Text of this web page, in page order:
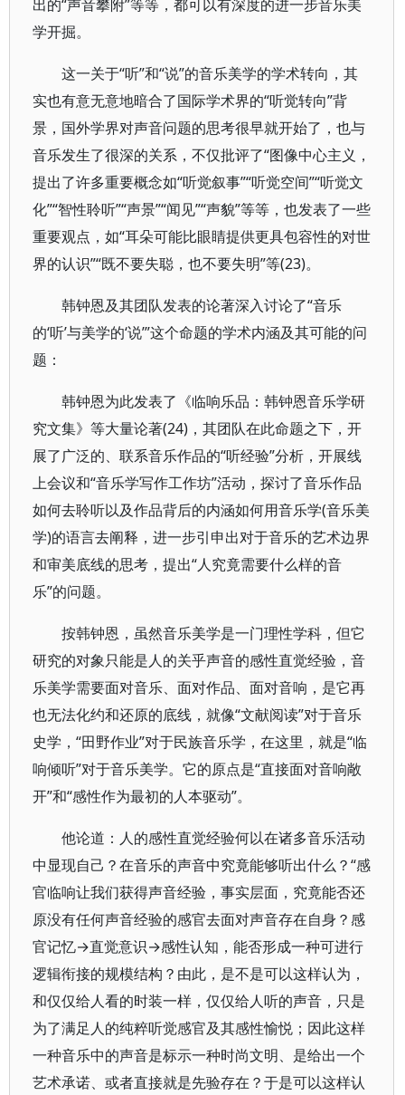
出的“声音攀附”等等，都可以有深度的进一步音乐美
学开掘。
这一关于“听”和“说”的音乐美学的学术转向，其
实也有意无意地暗合了国际学术界的“听觉转向”背
景，国外学界对声音问题的思考很早就开始了，也与
音乐发生了很深的关系，不仅批评了“图像中心主义，
提出了许多重要概念如“听觉叙事”“听觉空间”“听觉文
化”“智性聆听”“声景”“闻见”“声貌”等等，也发表了一些
重要观点，如“耳朵可能比眼睛提供更具包容性的对世
界的认识”“既不要失聪，也不要失明”等(23)。
韩钟恩及其团队发表的论著深入讨论了“音乐
的‘听’与美学的‘说’”这个命题的学术内涵及其可能的问
题：
韩钟恩为此发表了《临响乐品：韩钟恩音乐学研
究文集》等大量论著(24)，其团队在此命题之下，开
展了广泛的、联系音乐作品的“听经验”分析，开展线
上会议和“音乐学写作工作坊”活动，探讨了音乐作品
如何去聆听以及作品背后的内涵如何用音乐学(音乐美
学)的语言去阐释，进一步引申出对于音乐的艺术边界
和审美底线的思考，提出“人究竟需要什么样的音
乐”的问题。
按韩钟恩，虽然音乐美学是一门理性学科，但它
研究的对象只能是人的关乎声音的感性直觉经验，音
乐美学需要面对音乐、面对作品、面对音响，是它再
也无法化约和还原的底线，就像“文献阅读”对于音乐
史学，“田野作业”对于民族音乐学，在这里，就是“临
响倾听”对于音乐美学。它的原点是“直接面对音响敞
开”和“感性作为最初的人本驱动”。
他论道：人的感性直觉经验何以在诸多音乐活动
中显现自己？在音乐的声音中究竟能够听出什么？“感
官临响让我们获得声音经验，事实层面，究竟能否还
原没有任何声音经验的感官去面对声音存在自身？感
官记忆→直觉意识→感性认知，能否形成一种可进行
逻辑衔接的规模结构？由此，是不是可以这样认为，
和仅仅给人看的时装一样，仅仅给人听的声音，只是
为了满足人的纯粹听觉感官及其感性愉悦；因此这样
一种音乐中的声音是标示一种时尚文明、是给出一个
艺术承诺、或者直接就是先验存在？于是可以这样认